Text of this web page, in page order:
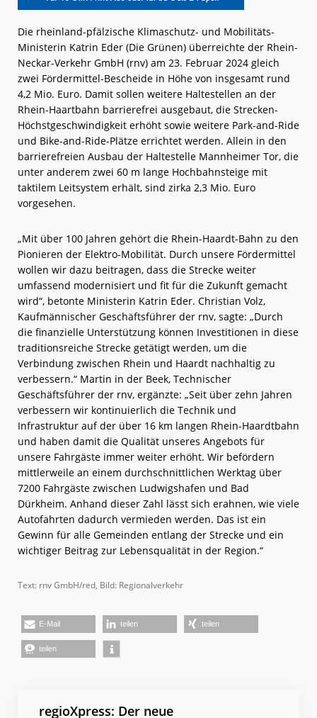
Die rheinland-pfälzische Klimaschutz- und Mobilitäts-
Ministerin Katrin Eder (Die Grünen) überreichte der Rhein-
Neckar-Verkehr GmbH (rnv) am 23. Februar 2024 gleich
zwei Fördermittel-Bescheide in Höhe von insgesamt rund
4,2 Mio. Euro. Damit sollen weitere Haltestellen an der
Rhein-Haartbahn barrierefrei ausgebaut, die Strecken-
Höchstgeschwindigkeit erhöht sowie weitere Park-and-Ride
und Bike-and-Ride-Plätze errichtet werden. Allein in den
barrierefreien Ausbau der Haltestelle Mannheimer Tor, die
unter anderem zwei 60 m lange Hochbahnsteige mit
taktilem Leitsystem erhält, sind zirka 2,3 Mio. Euro
vorgesehen.
„Mit über 100 Jahren gehört die Rhein-Haardt-Bahn zu den
Pionieren der Elektro-Mobilität. Durch unsere Fördermittel
wollen wir dazu beitragen, dass die Strecke weiter
umfassend modernisiert und fit für die Zukunft gemacht
wird“, betonte Ministerin Katrin Eder. Christian Volz,
Kaufmännischer Geschäftsführer der rnv, sagte: „Durch
die finanzielle Unterstützung können Investitionen in diese
traditionsreiche Strecke getätigt werden, um die
Verbindung zwischen Rhein und Haardt nachhaltig zu
verbessern.“ Martin in der Beek, Technischer
Geschäftsführer der rnv, ergänzte: „Seit über zehn Jahren
verbessern wir kontinuierlich die Technik und
Infrastruktur auf der über 16 km langen Rhein-Haardtbahn
und haben damit die Qualität unseres Angebots für
unsere Fahrgäste immer weiter erhöht. Wir befördern
mittlerweile an einem durchschnittlichen Werktag über
7200 Fahrgäste zwischen Ludwigshafen und Bad
Dürkheim. Anhand dieser Zahl lässt sich erahnen, wie viele
Autofahrten dadurch vermieden werden. Das ist ein
Gewinn für alle Gemeinden entlang der Strecke und ein
wichtiger Beitrag zur Lebensqualität in der Region.“
Text: rnv GmbH/red, Bild: Regionalverkehr
E-Mail teilen teilen
teilen
regioXpress: Der neue